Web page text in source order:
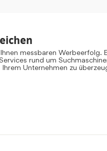
messbaren Werbeerfolg.
rund um
Unternehmen zu